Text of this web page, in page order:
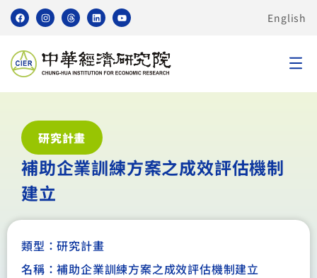
English
研究計畫
補助企業訓練方案之成效評估機制
建立
類型：研究計畫
名稱：補助企業訓練方案之成效評估機制建立